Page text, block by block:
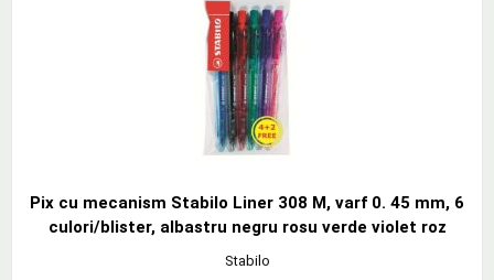
Pix cu mecanism Stabilo Liner 308 M, varf 0. 45 mm, 6
culori/blister, albastru negru rosu verde violet roz
Stabilo